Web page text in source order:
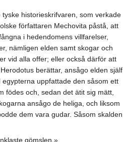
historieskrifvaren, som verkade
författaren Mechovita påstå, att
i hedendomens villfarelser,
nämligen elden samt skogar och
vid alla offer; eller också därför att
berättar, ansågo elden själf
uppfattade den såsom ett
födes och, sedan det ätit sig mätt,
ansågo de heliga, och liksom
dem vara gudar. Såsom skalden
gömslen.»